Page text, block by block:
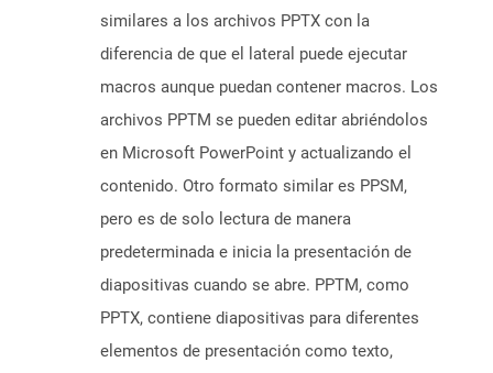
similares a los archivos PPTX con la
diferencia de que el lateral puede ejecutar
macros aunque puedan contener macros. Los
archivos PPTM se pueden editar abriéndolos
en Microsoft PowerPoint y actualizando el
contenido. Otro formato similar es PPSM,
pero es de solo lectura de manera
predeterminada e inicia la presentación de
diapositivas cuando se abre. PPTM, como
PPTX, contiene diapositivas para diferentes
elementos de presentación como texto,